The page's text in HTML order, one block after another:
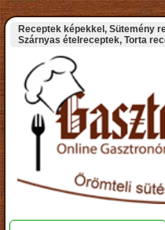
Receptek képekkel, Sütemény
Szárnyas ételreceptek, Torta